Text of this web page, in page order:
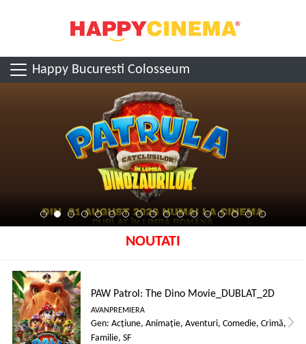
Happy Bucuresti Colosseum
NOUTATI
PAW Patrol: The Dino Movie_DUBLAT_2D
AVANPREMIERA
Gen: Acţiune, Animaţie, Aventuri, Comedie, Crimă,
Familie, SF